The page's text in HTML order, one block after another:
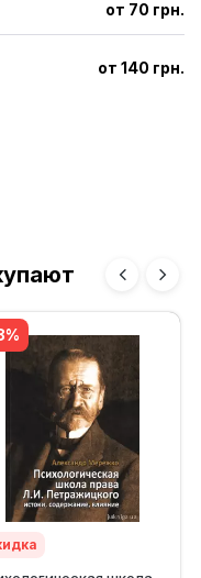
от 70 грн.
от 140 грн.